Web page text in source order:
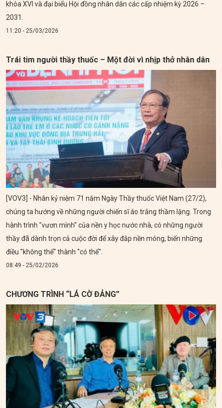
khóa XVI và đại biểu Hội đồng nhân dân các cấp nhiệm kỳ 2026 –
2031.
11:20 - 25/03/2026
Trái tim người thầy thuốc – Một đời vì nhịp thở nhân dân
[VOV3] - Nhân kỷ niệm 71 năm Ngày Thầy thuốc Việt Nam (27/2),
chúng ta hướng về những người chiến sĩ áo trắng thầm lặng. Trong
hành trình "vươn mình" của nền y học nước nhà, có những người
thầy đã dành trọn cả cuộc đời để xây đắp nền móng, biến những
điều "không thể" thành "có thể".
08:49 - 25/02/2026
CHƯƠNG TRÌNH “LÁ CỜ ĐẢNG”